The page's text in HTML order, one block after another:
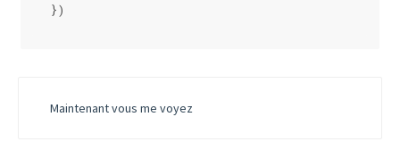
})
Maintenant vous me voyez